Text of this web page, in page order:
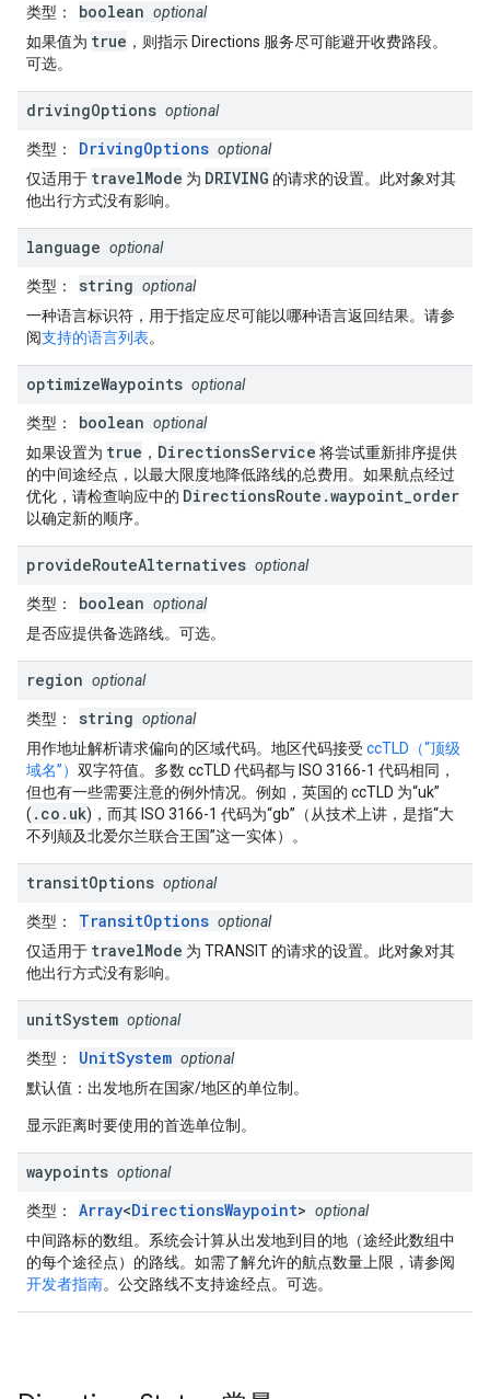
类型 ： boolean optional
如果值为 true ，则指示 Directions 服务尽可能避开收费路段。
可选。
drivingOptions optional
类型 ： DrivingOptions optional
仅适用于 travelMode 为 DRIVING 的请求的设置。此对象对其
他出行方式没有影响。
language optional
类型 ： string optional
一种语言标识符，用于指定应尽可能以哪种语言返回结果。请参
阅支持的语言列表。
optimizeWaypoints optional
类型 ： boolean optional
如果设置为 true ， DirectionsService 将尝试重新排序提供
的中间途经点，以最大限度地降低路线的总费用。如果航点经过
优化，请检查响应中的 DirectionsRoute.waypoint_order
以确定新的顺序。
provideRouteAlternatives optional
类型 ： boolean optional
是否应提供备选路线。可选。
region optional
类型 ： string optional
用作地址解析请求偏向的区域代码。地区代码接受 ccTLD（“顶级
域名”） 双字符值。多数 ccTLD 代码都与 ISO 3166-1 代码相同，
但也有一些需要注意的例外情况。例如，英国的 ccTLD 为“uk”
( .co.uk)，而其 ISO 3166-1 代码为“gb”（从技术上讲，是指“大
不列颠及北爱尔兰联合王国”这一实体）。
transitOptions optional
类型 ： TransitOptions optional
仅适用于 travelMode 为 TRANSIT 的请求的设置。此对象对其
他出行方式没有影响。
unitSystem optional
类型 ： UnitSystem optional
默认值 ：出发地所在国家/地区的单位制。
显示距离时要使用的首选单位制。
waypoints optional
类型 ： Array<DirectionsWaypoint> optional
中间路标的数组。系统会计算从出发地到目的地（途经此数组中
的每个途径点）的路线。如需了解允许的航点数量上限，请参阅
开发者指南。公交路线不支持途经点。可选。